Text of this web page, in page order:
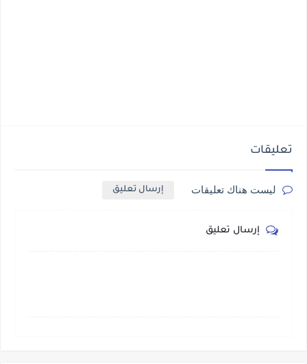
تعليقات
ليست هناك تعليقات إرسال تعليق
إرسال تعليق